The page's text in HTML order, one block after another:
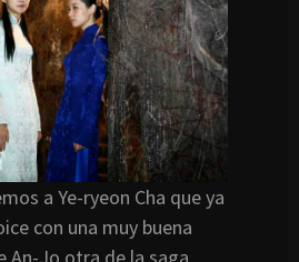
a Ye-ryeon Cha que ya
con una muy buena